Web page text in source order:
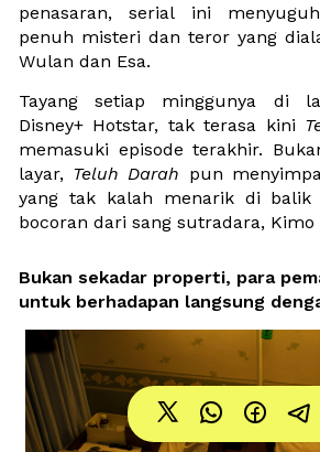
penasaran, serial ini
penuh misteri dan teror yang
Wulan dan Esa.
Tayang setiap minggunya di
Disney+ Hotstar, tak terasa kini
memasuki episode terakhir.
layar, Teluh Darah pun
yang tak kalah menarik di balik
bocoran dari sang sutradara, Kimo
Bukan sekadar properti, para
untuk berhadapan langsung